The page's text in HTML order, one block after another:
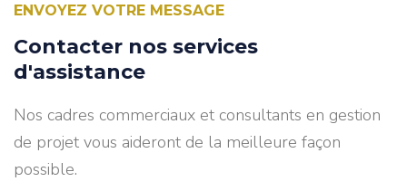
ENVOYEZ VOTRE MESSAGE
Contacter nos services
d'assistance
Nos cadres commerciaux et consultants en gestion
de projet vous aideront de la meilleure façon
possible.